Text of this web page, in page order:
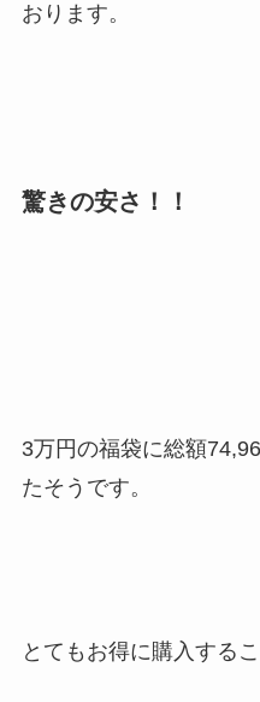
おります。
驚きの安さ！！
3万円の福袋に総額
たそうです。
とてもお得に購入する